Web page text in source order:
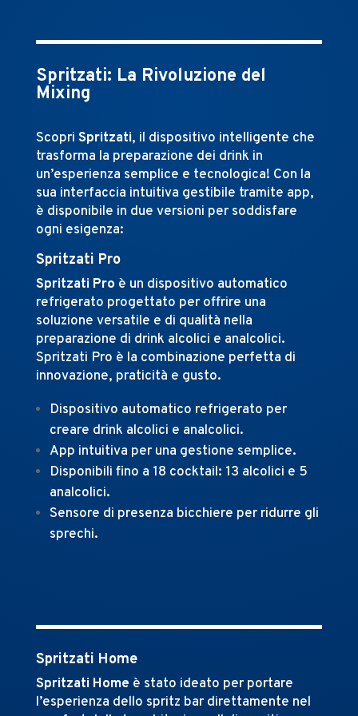
Spritzati: La Rivoluzione del
Mixing
Scopri Spritzati, il dispositivo intelligente che
trasforma la preparazione dei drink in
un’esperienza semplice e tecnologica! Con la
sua interfaccia intuitiva gestibile tramite app,
è disponibile in due versioni per soddisfare
ogni esigenza:
Spritzati Pro
Spritzati Pro è un dispositivo automatico
refrigerato progettato per offrire una
soluzione versatile e di qualità nella
preparazione di drink alcolici e analcolici.
Spritzati Pro è la combinazione perfetta di
innovazione, praticità e gusto.
Dispositivo automatico refrigerato per
creare drink alcolici e analcolici.
App intuitiva per una gestione semplice.
Disponibili fino a 18 cocktail: 13 alcolici e 5
analcolici.
Sensore di presenza bicchiere per ridurre gli
sprechi.
Spritzati Home
Spritzati Home è stato ideato per portare
l’esperienza dello spritz bar direttamente nel